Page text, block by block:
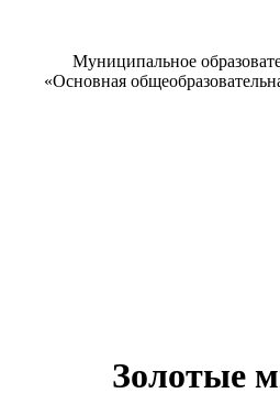
Муниципальное
«Основная
Золотые